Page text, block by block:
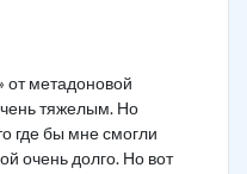
от метадоновой
тяжелым. Но
где бы мне смогли
очень долго. Но вот